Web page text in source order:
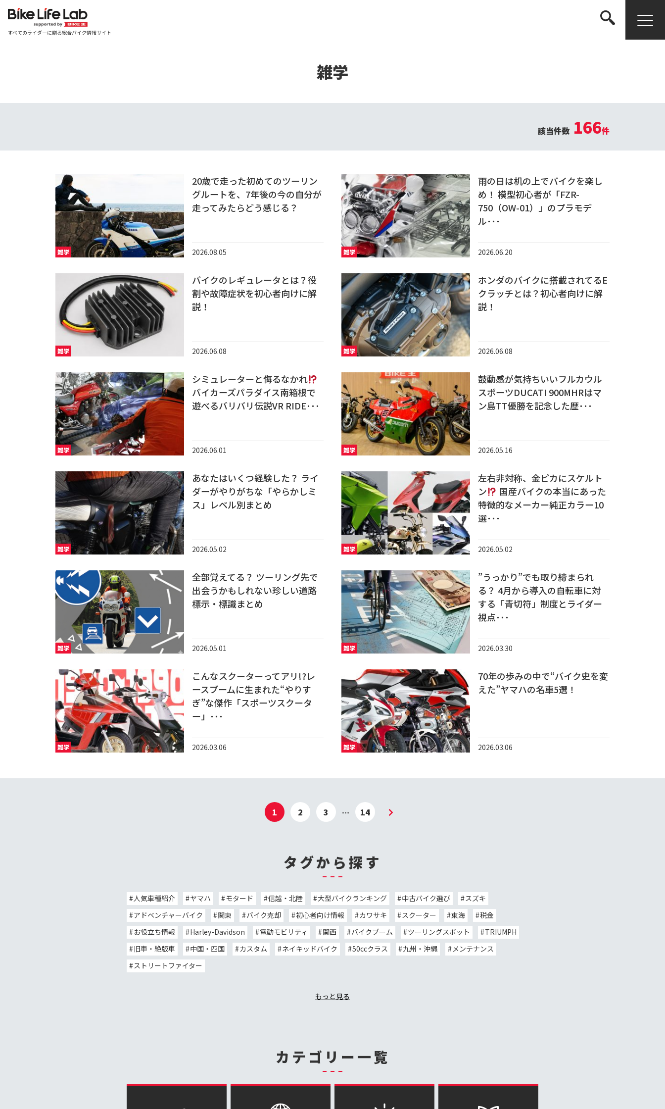
すべてのライダーに贈る総合バイク情報サイト
雑学
該当件数 166件
雑学
20歳で走った初めてのツーリン
グルートを、7年後の今の自分が
走ってみたらどう感じる？
2026.08.05 雑学
雨の日は机の上でバイクを楽し
め！ 模型初心者が「FZR-
750（OW-01）」のプラモデ
ル･･･
2026.06.20
雑学
バイクのレギュレータとは？役
割や故障症状を初心者向けに解
説！
2026.06.08 雑学
ホンダのバイクに搭載されてるE
クラッチとは？初心者向けに解
説！
2026.06.08
雑学
シミュレーターと侮るなかれ
バイカーズパラダイス南箱根で
遊べるバリバリ伝説VR RIDE･･･
2026.06.01 雑学
鼓動感が気持ちいいフルカウル
スポーツDUCATI 900MHRはマ
ン島TT優勝を記念した歴･･･
2026.05.16
雑学
あなたはいくつ経験した？ ライ
ダーがやりがちな「やらかしミ
ス」レベル別まとめ
2026.05.02 雑学
左右非対称、金ピカにスケルト
ン
国産バイクの本当にあった
特徴的なメーカー純正カラー10
選･･･
2026.05.02
雑学
全部覚えてる？ ツーリング先で
出会うかもしれない珍しい道路
標示・標識まとめ
2026.05.01 雑学
”うっかり”でも取り締まられ
る？ 4月から導入の自転車に対
する「青切符」制度とライダー
視点･･･
2026.03.30
雑学
こんなスクーターってアリ!?レ
ースブームに生まれた“やりす
ぎ”な傑作「スポーツスクータ
ー」･･･
2026.03.06 雑学
70年の歩みの中で“バイク史を変
えた”ヤマハの名車5選！
2026.03.06
1 2 3 … 14
タグから探す
人気車種紹介 ヤマハ モタード 信越・北陸 大型バイクランキング 中古バイク選び
スズキ
アドベンチャーバイク
関東 バイク売却 初心者向け情報 カワサキ スクーター 東海
税金
お役立ち情報
Harley-Davidson 電動モビリティ 関西 バイクブーム ツーリングスポット
TRIUMPH
旧車・絶版車
中国・四国 カスタム ネイキッドバイク 50ccクラス 九州・沖縄
メンテナンス
ストリートファイター
もっと見る
カテゴリー一覧